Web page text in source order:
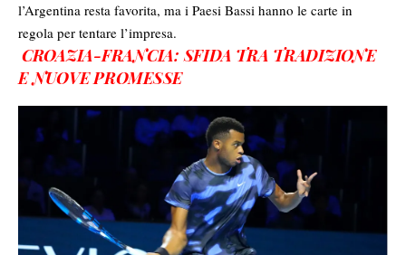
l’Argentina resta favorita, ma i Paesi Bassi hanno le carte in
regola per tentare l’impresa.
CROAZIA-FRANCIA: SFIDA TRA TRADIZIONE
E NUOVE PROMESSE